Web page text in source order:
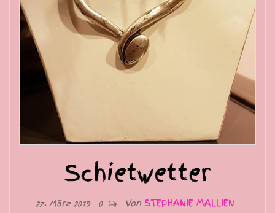
Schietwetter
27. März 2019 0 Von STEPHANIE MALLIEN